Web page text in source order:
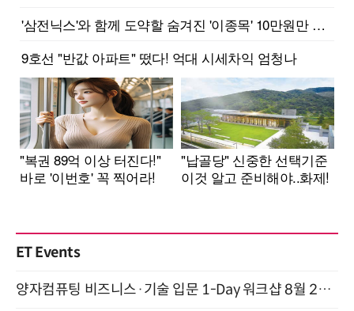
ET Events
양자컴퓨팅 비즈니스·기술 입문 1-Day 워크샵 8월 28일 개최